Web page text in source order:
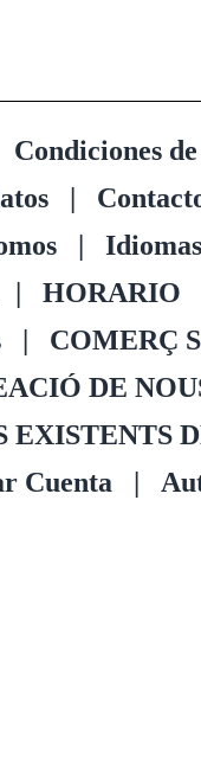
Condiciones
|
| Idiomas
| HORARIO
| COMERÇ
DE
EXISTENTS
Cuenta |